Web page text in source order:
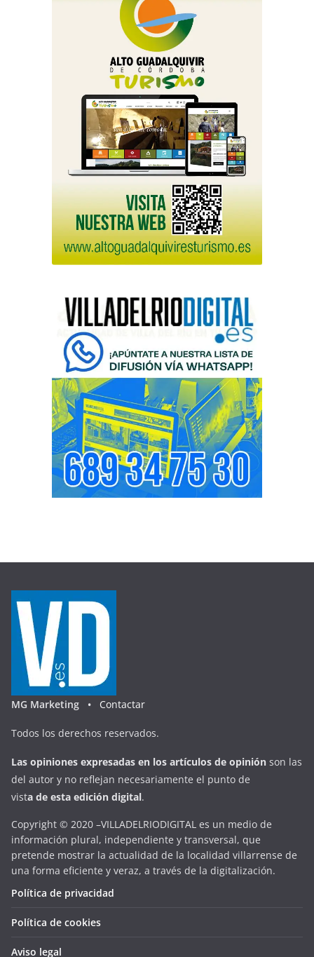
MG Marketing • Contactar
Todos los derechos reservados.
Las opiniones expresadas en los artículos de opinión son las
del autor y no reflejan necesariamente el punto de
vista de esta edición digital.
Copyright © 2020 –VILLADELRIODIGITAL es un medio de
información plural, independiente y transversal, que
pretende mostrar la actualidad de la localidad villarrense de
una forma eficiente y veraz, a través de la digitalización.
Política de privacidad
Política de cookies
Aviso legal